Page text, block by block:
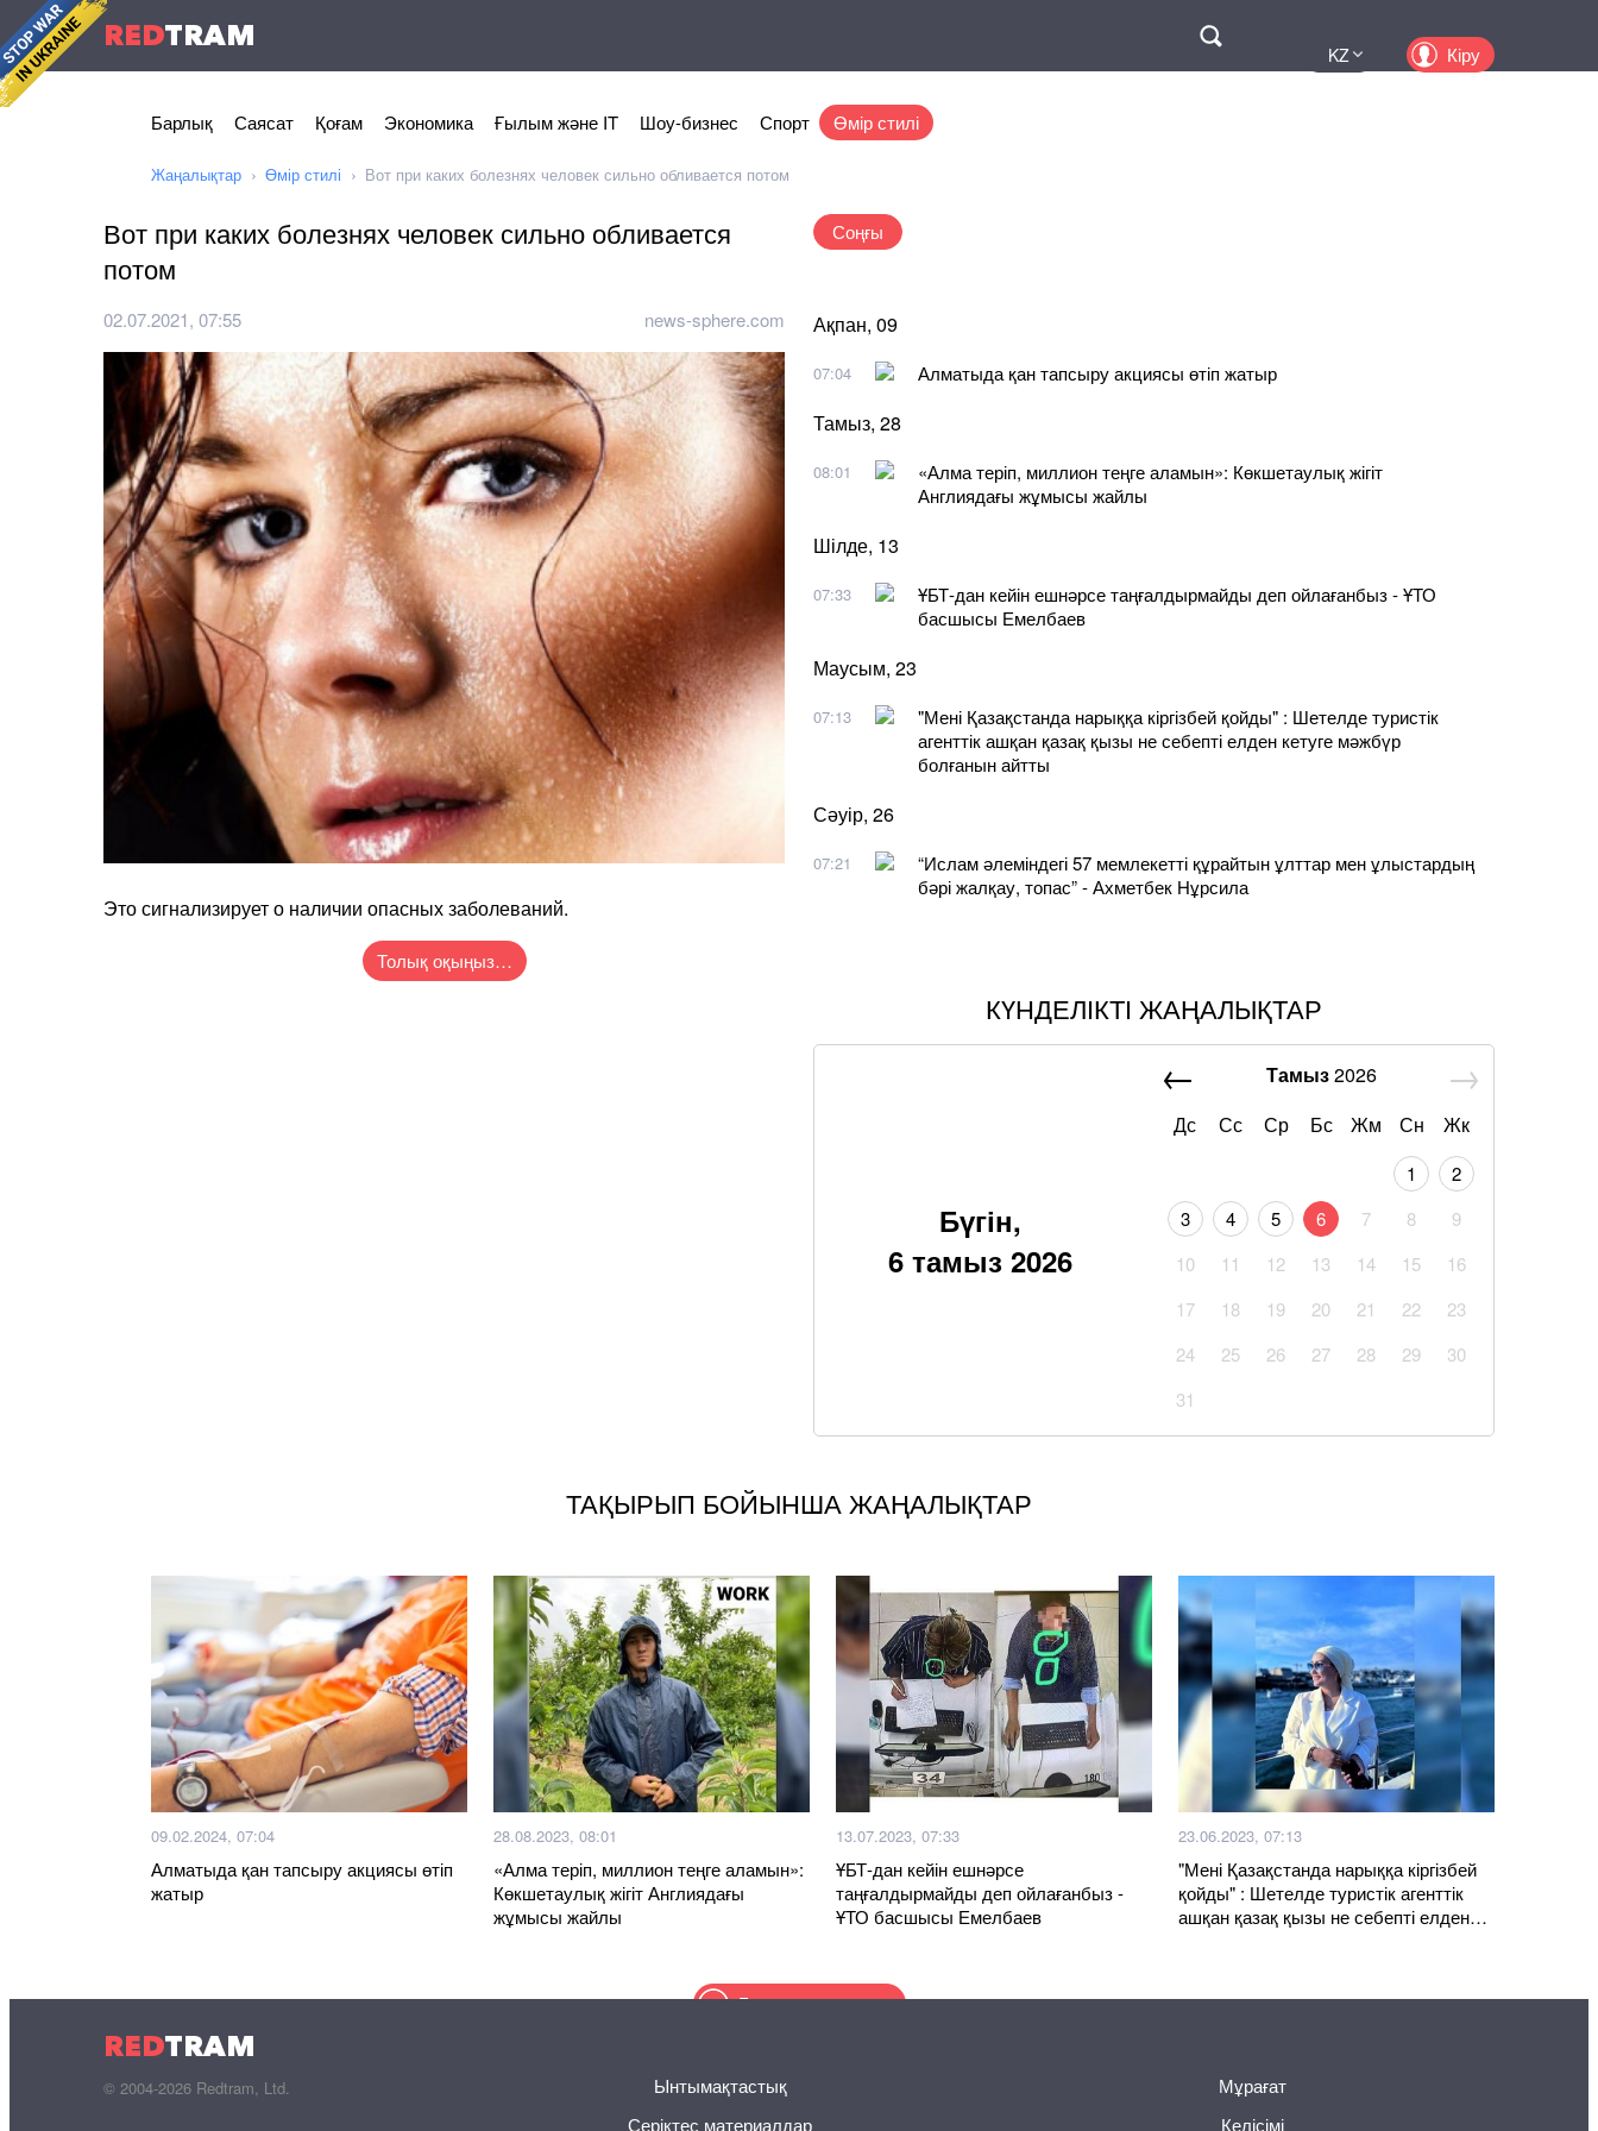
REDTRAM
KZ Кіру
Барлық Саясат Қоғам Экономика Ғылым және IT Шоу-бизнес Спорт Өмір стилі
Жаңалықтар Өмір стилі Вот при каких болезнях человек сильно обливается потом
Вот при каких болезнях человек сильно обливается
потом
02.07.2021, 07:55 news-sphere.com
Это сигнализирует о наличии опасных заболеваний.
Толық оқыңыз…
Соңғы
Ақпан, 09
07:04 Алматыда қан тапсыру акциясы өтіп жатыр
Тамыз, 28
08:01
«Алма теріп, миллион теңге аламын»: Көкшетаулық жігіт
Англиядағы жұмысы жайлы
Шілде, 13
07:33
ҰБТ-дан кейін ешнәрсе таңғалдырмайды деп ойлағанбыз - ҰТО
басшысы Емелбаев
Маусым, 23
07:13
"Мені Қазақстанда нарыққа кіргізбей қойды" : Шетелде туристік
агенттік ашқан қазақ қызы не себепті елден кетуге мәжбүр
болғанын айтты
Сәуір, 26
07:21
“Ислам әлеміндегі 57 мемлекетті құрайтын ұлттар мен ұлыстардың
бәрі жалқау, топас” - Ахметбек Нұрсила
КҮНДЕЛІКТІ ЖАҢАЛЫҚТАР
Бүгін,
6 тамыз 2026
Тамыз2026
Дс
Сс Ср Бс Жм Сн Жк
1
2
3
4 5 6 7 8
9
10
11 12 13 14 15
16
17
18 19 20 21 22
23
24
25 26 27 28 29
30
31
ТАҚЫРЫП БОЙЫНША ЖАҢАЛЫҚТАР
09.02.2024, 07:04
Алматыда қан тапсыру акциясы өтіп
жатыр
28.08.2023, 08:01
«Алма теріп, миллион теңге аламын»:
Көкшетаулық жігіт Англиядағы
жұмысы жайлы
13.07.2023, 07:33
ҰБТ-дан кейін ешнәрсе
таңғалдырмайды деп ойлағанбыз -
ҰТО басшысы Емелбаев
23.06.2023, 07:13
"Мені Қазақстанда нарыққа кіргізбей
қойды" : Шетелде туристік агенттік
ашқан қазақ қызы не себепті елден
Басқа жаңалықтар
REDTRAM
© 2004-2026 Redtram, Ltd.
Ынтымақтастық
Серіктес материалдар
Мұрағат
Келісімі